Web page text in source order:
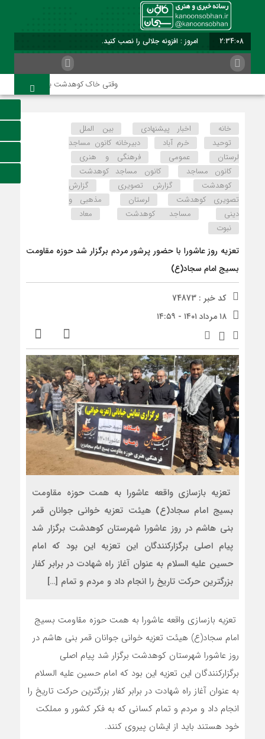
2:34:08 امروز : افزونه جلالی را نصب کنید.
وقتی خاک کوهدشت با عطر کربلا
خانه اخبار پیشنهادی
بین الملل
توحید
خرم آباد
دبیرخانه کانون مساجد
لرستان
عمومی
فرهنگی و هنری
کانون مساجد
کانون مساجد کوهدشت
کوهدشت
گزارش تصویری
گزارش
تصویری کوهدشت
لرستان
مذهبی و
دینی
مساجد کوهدشت
معاد
نبوت
تعزیه روز عاشورا با حضور پرشور مردم برگزار شد حوزه مقاومت
بسیج امام سجاد(ع)
کد خبر : 74873
۱۸ مرداد ۱۴۰۱ - ۱۴:۵۹
تعزیه بازسازی واقعه عاشورا به همت حوزه مقاومت
بسیج امام سجاد(ع) هیئت تعزیه خوانی جوانان قمر
بنی هاشم در روز عاشورا شهرستان کوهدشت برگزار شد
پیام اصلی برگزارکنندگان این تعزیه این بود که امام
حسین علیه السلام به عنوان آغاز راه شهادت در برابر کفار
بزرگترین حرکت تاریخ را انجام داد و مردم و تمام […]
تعزیه بازسازی واقعه عاشورا به همت حوزه مقاومت بسیج
امام سجاد(ع) هیئت تعزیه خوانی جوانان قمر بنی هاشم در
روز عاشورا شهرستان کوهدشت برگزار شد پیام اصلی
برگزارکنندگان این تعزیه این بود که امام حسین علیه السلام
به عنوان آغاز راه شهادت در برابر کفار بزرگترین حرکت تاریخ را
انجام داد و مردم و تمام کسانی که به فکر کشور و مملکت
خود هستند باید از ایشان پیروی کنند.